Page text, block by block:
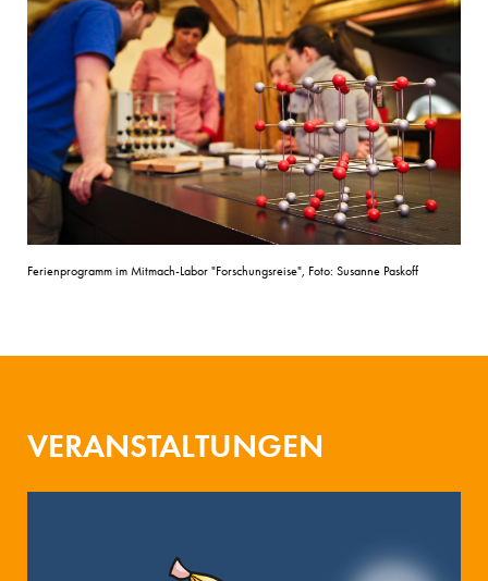
Ferienprogramm im Mitmach-Labor "Forschungsreise", Foto: Susanne Paskoff
VERANSTALTUNGEN